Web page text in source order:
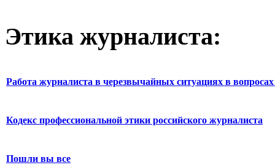
Этика журналиста:
Работа журналиста в черезвычайных ситуациях в вопросах
Кодекс профессиональной этики российского журналиста
Пошли вы все